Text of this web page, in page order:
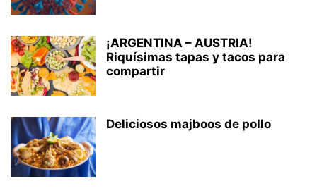
¡ARGENTINA – AUSTRIA!
Riquísimas tapas y tacos para
compartir
Deliciosos majboos de pollo